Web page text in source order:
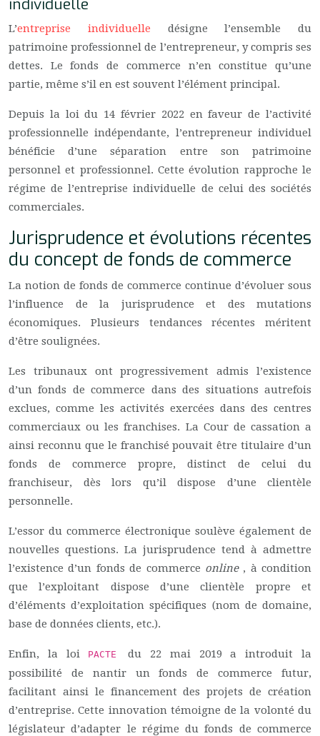
individuelle
L’entreprise individuelle désigne l’ensemble du
patrimoine professionnel de l’entrepreneur, y compris ses
dettes. Le fonds de commerce n’en constitue qu’une
partie, même s’il en est souvent l’élément principal.
Depuis la loi du 14 février 2022 en faveur de l’activité
professionnelle indépendante, l’entrepreneur individuel
bénéficie d’une séparation entre son patrimoine
personnel et professionnel. Cette évolution rapproche le
régime de l’entreprise individuelle de celui des sociétés
commerciales.
Jurisprudence et évolutions récentes
du concept de fonds de commerce
La notion de fonds de commerce continue d’évoluer sous
l’influence de la jurisprudence et des mutations
économiques. Plusieurs tendances récentes méritent
d’être soulignées.
Les tribunaux ont progressivement admis l’existence
d’un fonds de commerce dans des situations autrefois
exclues, comme les activités exercées dans des centres
commerciaux ou les franchises. La Cour de cassation a
ainsi reconnu que le franchisé pouvait être titulaire d’un
fonds de commerce propre, distinct de celui du
franchiseur, dès lors qu’il dispose d’une clientèle
personnelle.
L’essor du commerce électronique soulève également de
nouvelles questions. La jurisprudence tend à admettre
l’existence d’un fonds de commerce online , à condition
que l’exploitant dispose d’une clientèle propre et
d’éléments d’exploitation spécifiques (nom de domaine,
base de données clients, etc.).
Enfin, la loi PACTEdu 22 mai 2019 a introduit la
possibilité de nantir un fonds de commerce futur,
facilitant ainsi le financement des projets de création
d’entreprise. Cette innovation témoigne de la volonté du
législateur d’adapter le régime du fonds de commerce